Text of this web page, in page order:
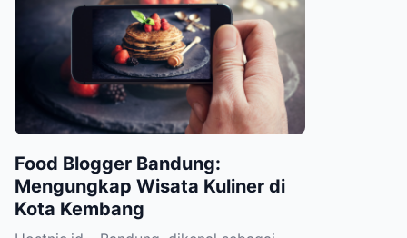
Food Blogger Bandung:
Mengungkap Wisata Kuliner di
Kota Kembang